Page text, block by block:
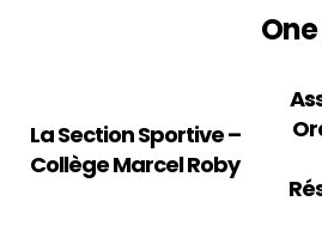
La Section Sportive –
Collège Marcel Roby